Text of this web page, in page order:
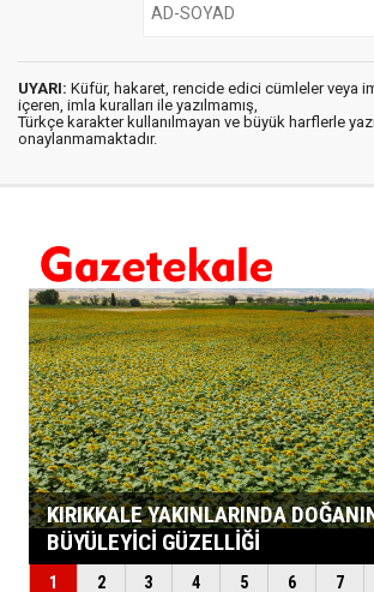
UYARI: Küfür, hakaret, rencide edici cümleler veya
içeren, imla kuralları ile yazılmamış,
Türkçe karakter kullanılmayan ve büyük harflerle
onaylanmamaktadır.